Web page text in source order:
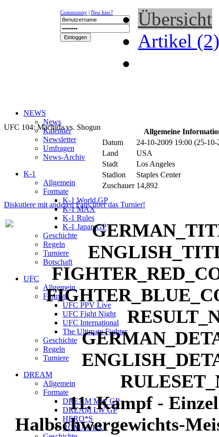
Community | Neu hier?
NEWS
News
Kalender
Newsletter
Umfragen
News-Archiv
K-1
Allgemein
Formate
K-1 World GP
K-1 MAX
K-1 Rules
K-1 Japan GP
Geschichte
Regeln
Turniere
Botschaft
UFC
Allgemein
Formate
UFC PPV Live
UFC Fight Night
UFC International
The Ultimate Fighter
Geschichte
Regeln
Turniere
DREAM
Allgemein
Formate
DREAM MW GP
DREAM LW GP
HERO*S
ROMANEX
Übersicht
Artikel (2)
UFC 104: Machida vs. Shogun
Allgemeine
Datum
24-10-2009 19:00 (25-
Land
USA
Stadt
Los Angeles
Stadion
Staples Center
Zuschauer 14,892
Diskutiere mit anderen Fans über das Turnier!
11. Kampf -
Halbschwergewichts-